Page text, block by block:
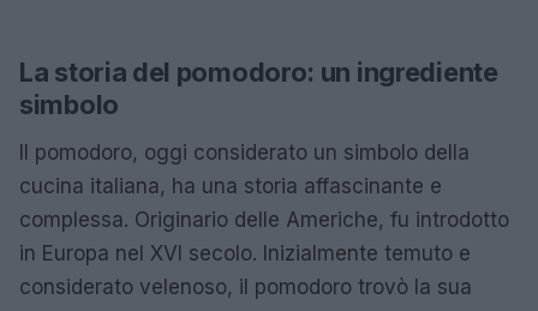
La storia del pomodoro: un ingrediente
simbolo
Il pomodoro, oggi considerato un simbolo della
cucina italiana, ha una storia affascinante e
complessa. Originario delle Americhe, fu introdotto
in Europa nel XVI secolo. Inizialmente temuto e
considerato velenoso, il pomodoro trovò la sua